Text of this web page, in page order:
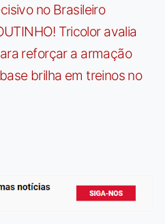
no Brasileiro
Tricolor avalia
reforçar a armação
brilha em treinos no